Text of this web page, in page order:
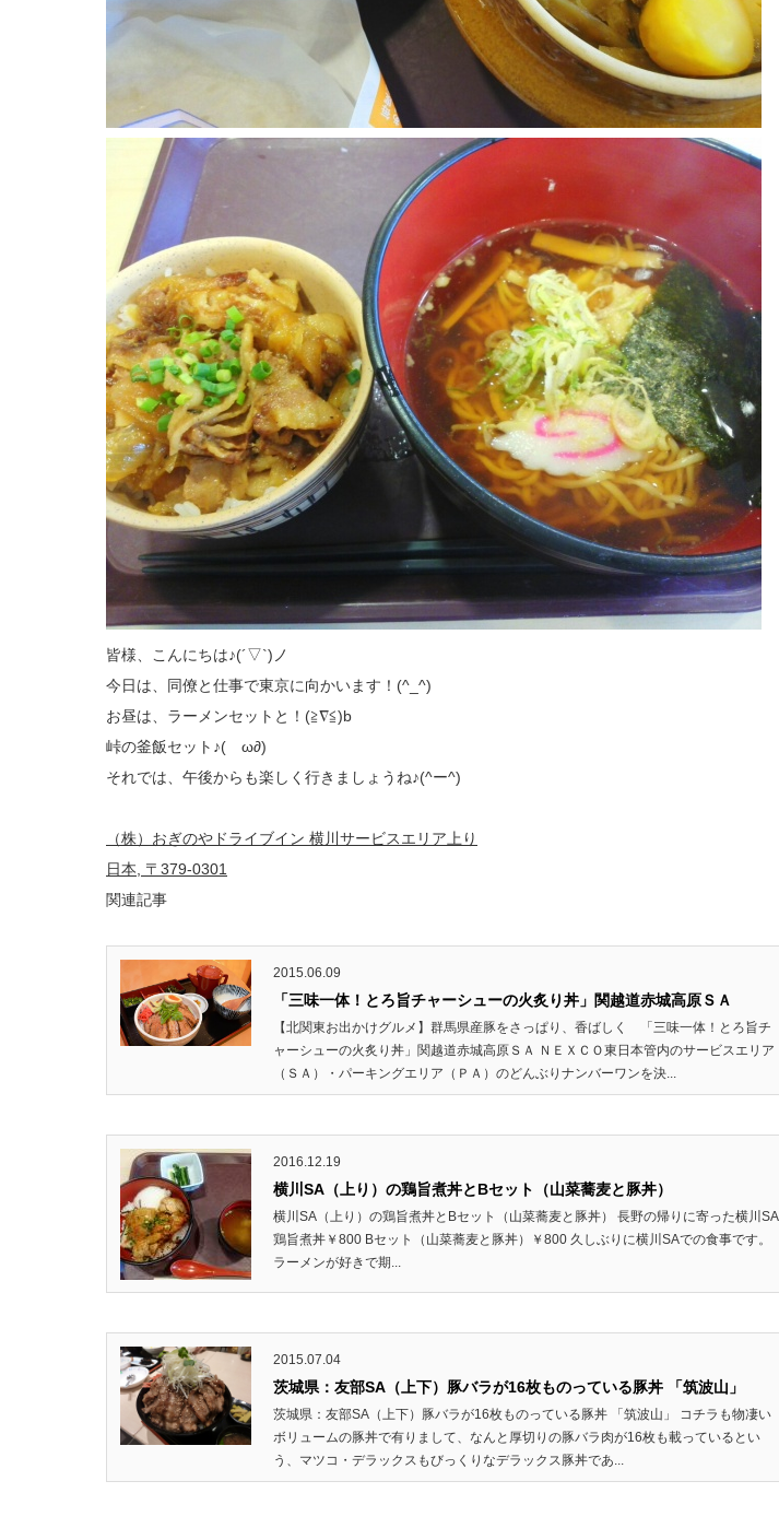
皆様、こんにちは♪(´▽`)ノ
今日は、同僚と仕事で東京に向かいます！(^_^)
お昼は、ラーメンセットと！(≧∇≦)b
峠の釜飯セット♪(ゝω∂)
それでは、午後からも楽しく行きましょうね♪(^ー^)
（株）おぎのやドライブイン 横川サービスエリア上り
日本, 〒379-0301
関連記事
2015.06.09
「三味一体！とろ旨チャーシューの火炙り丼」関越道赤城高原ＳＡ
【北関東お出かけグルメ】群馬県産豚をさっぱり、香ばしく 「三味一体！とろ旨チ
ャーシューの火炙り丼」関越道赤城高原ＳＡ ＮＥＸＣＯ東日本管内のサービスエリア
（ＳＡ）・パーキングエリア（ＰＡ）のどんぶりナンバーワンを決...
2016.12.19
横川SA（上り）の鶏旨煮丼とBセット（山菜蕎麦と豚丼）
横川SA（上り）の鶏旨煮丼とBセット（山菜蕎麦と豚丼） 長野の帰りに寄った横川SA
鶏旨煮丼￥800 Bセット（山菜蕎麦と豚丼）￥800 久しぶりに横川SAでの食事です。
ラーメンが好きで期...
2015.07.04
茨城県：友部SA（上下）豚バラが16枚ものっている豚丼 「筑波山」
茨城県：友部SA（上下）豚バラが16枚ものっている豚丼 「筑波山」 コチラも物凄い
ボリュームの豚丼で有りまして、なんと厚切りの豚バラ肉が16枚も載っているとい
う、マツコ・デラックスもびっくりなデラックス豚丼であ...